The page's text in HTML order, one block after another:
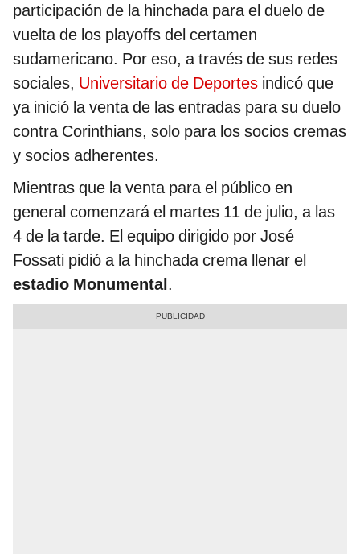
participación de la hinchada para el duelo de
vuelta de los playoffs del certamen
sudamericano. Por eso, a través de sus redes
sociales, Universitario de Deportes indicó que
ya inició la venta de las entradas para su duelo
contra Corinthians, solo para los socios cremas
y socios adherentes.
Mientras que la venta para el público en
general comenzará el martes 11 de julio, a las
4 de la tarde. El equipo dirigido por José
Fossati pidió a la hinchada crema llenar el
estadio Monumental.